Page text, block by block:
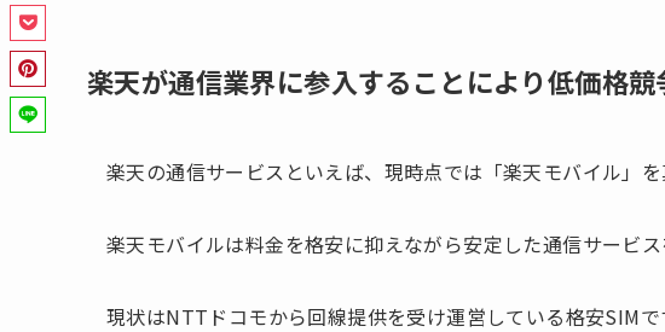
楽天が通信業界に参入することにより低価格
楽天の通信サービスといえば、現時点では「楽天モバイル」を
楽天モバイルは料金を格安に抑えながら安定した通信サービス
現状はNTTドコモから回線提供を受け運営している格安SIM